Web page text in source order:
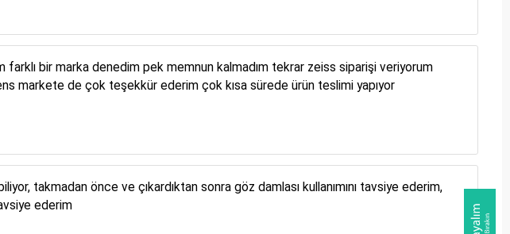
farklı bir marka denedim pek memnun kalmadım tekrar zeiss siparişi veriyorum
markete de çok teşekkür ederim çok kısa sürede ürün teslimi yapıyor
takmadan önce ve çıkardıktan sonra göz damlası kullanımını tavsiye ederim,
ederim